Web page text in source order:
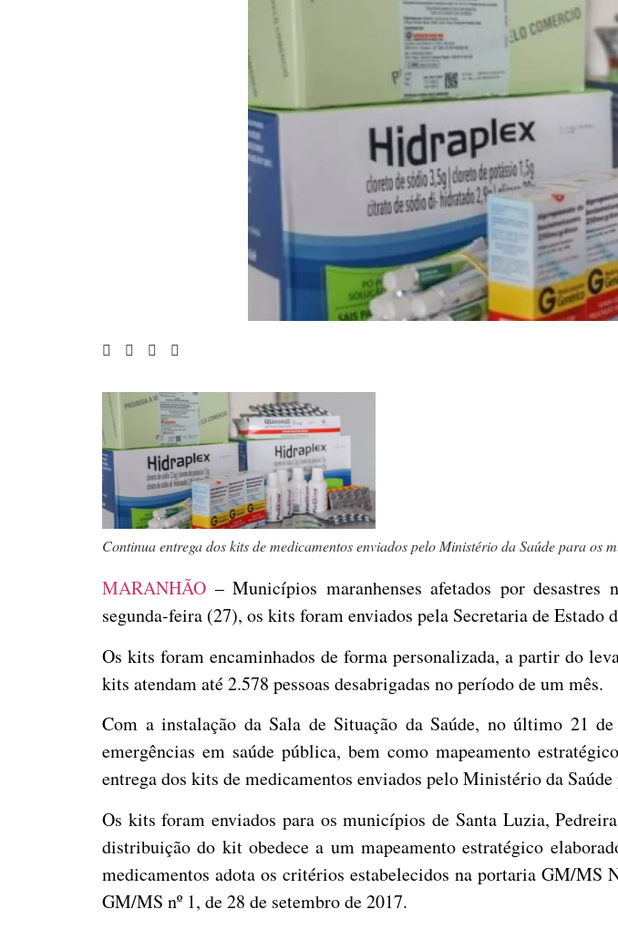
Continua entrega dos kits de medicamentos enviados pelo Ministério da Saúde para os
MARANHÃO – Municípios maranhenses afetados por
segunda-feira (27), os kits foram enviados pela Secretaria de Estado
Os kits foram encaminhados de forma personalizada, a partir do
kits atendam até 2.578 pessoas desabrigadas no período de um mês.
Com a instalação da Sala de Situação da Saúde, no último 21
emergências em saúde pública, bem como mapeamento
entrega dos kits de medicamentos enviados pelo Ministério da
Os kits foram enviados para os municípios de Santa Luzia,
distribuição do kit obedece a um mapeamento estratégico
medicamentos adota os critérios estabelecidos na portaria GM/MS
GM/MS nº 1, de 28 de setembro de 2017.